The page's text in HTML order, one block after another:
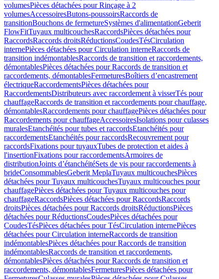
volumesPièces détachées pour Rinçage à 2
volumesAccessoiresButons-poussoirsRaccords de
transitionBouchons de fermetureSystèmes d'alimentationGeberit
FlowFitTuyaux multicouchesRaccordsPièces détachées pour
RaccordsRaccords droitsRéductionsCoudesTésCirculation
internePièces détachées pour Circulation interneRaccords de
transition indémontablesRaccords de transition et raccordements,
démontablesPièces détachées pour Raccords de transition et
raccordements, démontablesFermeturesBoîtiers d’encastrement
électriqueRaccordementsPièces détachées pour
RaccordementsDistributeurs avec raccordement à visserTés pour
chauffageRaccords de transition et raccordements pour chauffage,
démontablesRaccordements pour chauffagePièces détachées pour
Raccordements pour chauffageAccessoiresIsolations pour culasses
muralesEtanchéités pour tubes et raccordsEtanchéités pour
raccordementsEtanchéités pour raccordsRecouvrement pour
raccordsFixations pour tuyauxTubes de protection et aides à
l'insertionFixations pour raccordementsArmoires de
distributionJoints d’étanchéitéSets de vis pour raccordements à
brideConsommablesGeberit MeplaTuyaux multicouchesPièces
détachées pour Tuyaux multicouchesTuyaux multicouches pour
chauffagePièces détachées pour Tuyaux multicouches pour
chauffageRaccordsPièces détachées pour RaccordsRaccords
droitsPièces détachées pour Raccords droitsRéductionsPièces
détachées pour RéductionsCoudesPièces détachées pour
CoudesTésPièces détachées pour TésCirculation internePièces
détachées pour Circulation interneRaccords de transition
indémontablesPièces détachées pour Raccords de transition
indémontablesRaccords de transition et raccordements,
démontablesPièces détachées pour Raccords de transition et
raccordements, démontablesFermeturesPièces détachées pour